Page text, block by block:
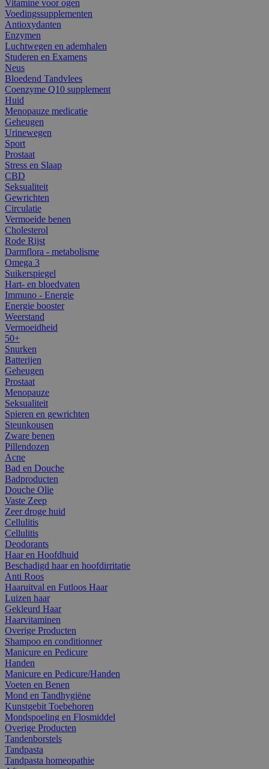
Vitamine voor ogen
Voedingssupplementen
Antioxydanten
Enzymen
Luchtwegen en ademhalen
Studeren en Examens
Neus
Bloedend Tandvlees
Coenzyme Q10 supplement
Huid
Menopauze medicatie
Geheugen
Urinewegen
Sport
Prostaat
Stress en Slaap
CBD
Seksualiteit
Gewrichten
Circulatie
Vermoeide benen
Cholesterol
Rode Rijst
Darmflora - metabolisme
Omega 3
Suikerspiegel
Hart- en bloedvaten
Immuno - Energie
Energie booster
Weerstand
Vermoeidheid
50+
Snurken
Batterijen
Geheugen
Prostaat
Menopauze
Seksualiteit
Spieren en gewrichten
Steunkousen
Zware benen
Pillendozen
Acne
Bad en Douche
Badproducten
Douche Olie
Vaste Zeep
Zeer droge huid
Cellulitis
Cellulitis
Deodorants
Haar en Hoofdhuid
Beschadigd haar en hoofdirritatie
Anti Roos
Haaruitval en Futloos Haar
Luizen haar
Gekleurd Haar
Haarvitaminen
Overige Producten
Shampoo en conditionner
Manicure en Pedicure
Handen
Manicure en Pedicure/Handen
Voeten en Benen
Mond en Tandhygiëne
Kunstgebit Toebehoren
Mondspoeling en Flosmiddel
Overige Producten
Tandenborstels
Tandpasta
Tandpasta homeopathie